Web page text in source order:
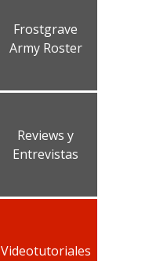
Frostgrave
Army Roster
Reviews y
Entrevistas
Videotutoriales